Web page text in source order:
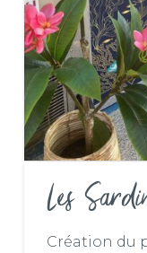
Les
Création du